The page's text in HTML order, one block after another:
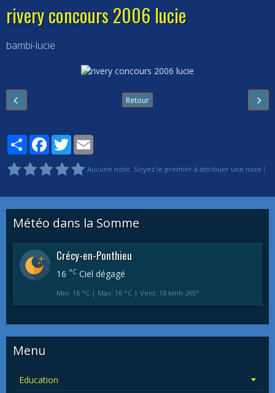
rivery concours 2006 lucie
bambi-lucie
Retour
PartagerFacebook
Twitter
Aucune note. Soyez le premier à attribuer une note !
Météo dans la Somme
Crécy-en-Ponthieu
16 °C Ciel dégagé
Min: 16 °C | Max: 16 °C | Vent: 18 kmh 265°
Menu
Education